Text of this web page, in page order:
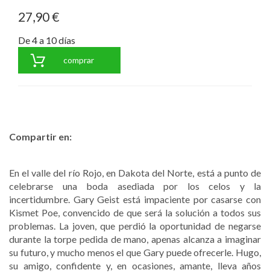
27,90 €
De 4 a 10 días
comprar
Compartir en:
En el valle del río Rojo, en Dakota del Norte, está a punto de
celebrarse una boda asediada por los celos y la
incertidumbre. Gary Geist está impaciente por casarse con
Kismet Poe, convencido de que será la solución a todos sus
problemas. La joven, que perdió la oportunidad de negarse
durante la torpe pedida de mano, apenas alcanza a imaginar
su futuro, y mucho menos el que Gary puede ofrecerle. Hugo,
su amigo, confidente y, en ocasiones, amante, lleva años